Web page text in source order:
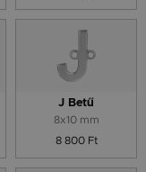
J Betű
8x10 mm
8 800 Ft